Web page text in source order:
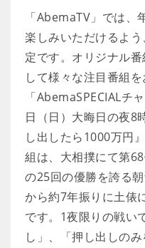
「AbemaTV」では、
楽しみいただけるよ
定です。オリジナル
して様々な注目番組
「AbemaSPECIALチ
日（日）大晦日の夜8
し出したら1000万円
組は、大相撲にて第
の25回の優勝を誇る
から約7年振りに土俵
です。1夜限りの戦い
し」、「押し出しの